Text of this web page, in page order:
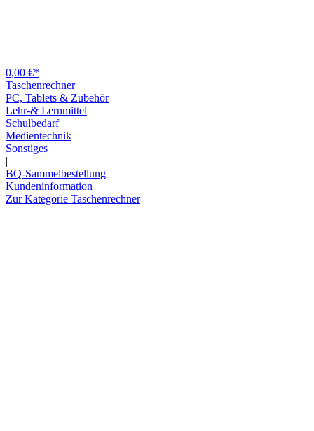
0,00 €*
Taschenrechner
PC, Tablets & Zubehör
Lehr-& Lernmittel
Schulbedarf
Medientechnik
Sonstiges
|
BQ-Sammelbestellung
Kundeninformation
Zur Kategorie Taschenrechner